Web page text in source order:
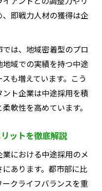
即戦力人材の獲得は企
は、地域密着型のプロ
域での実績を持つ中途
も増えています。こう
ト企業は中途採用を積
軟性を高めています。
ットを徹底解説
における中途採用のメ
あります。都市部に比
クライフバランスを重